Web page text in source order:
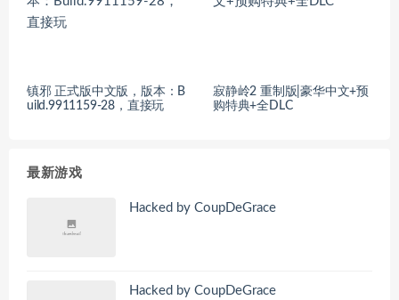
镇邪 正式版中文版，版本：B
uild.9911159-28，直接玩
寂静岭2 重制版|豪华中文+预
购特典+全DLC
最新游戏
Hacked by CoupDeGrace
Hacked by CoupDeGrace